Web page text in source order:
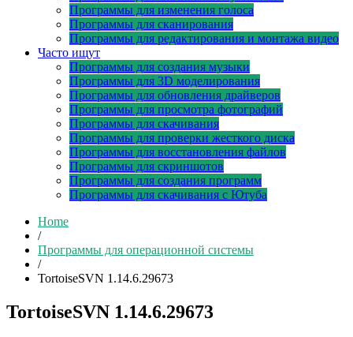
Программы для изменения голоса
Программы для сканирования
Программы для редактирования и монтажа видео
Часто ищут
Программы для создания музыки
Программы для 3D моделирования
Программы для обновления драйверов
Программы для просмотра фотографий
Программы для скачивания
Программы для проверки жесткого диска
Программы для восстановления файлов
Программы для скриншотов
Программы для создания программ
Программы для скачивания с Ютуба
Home
/
Программы для операционной системы
/
TortoiseSVN 1.14.6.29673
TortoiseSVN 1.14.6.29673